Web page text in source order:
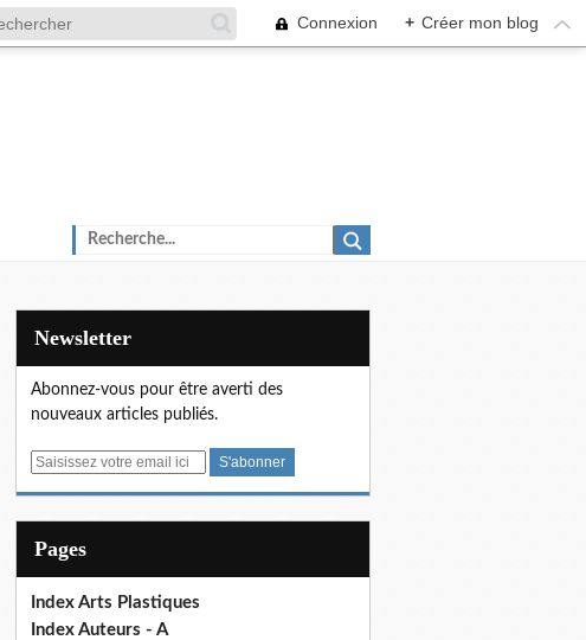
Connexion + Créer mon blog
Newsletter
Abonnez-vous pour être averti des
nouveaux articles publiés.
E
Pages
Index Arts Plastiques
Index Auteurs - A